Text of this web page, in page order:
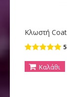
Κλωστή
Καλάθι